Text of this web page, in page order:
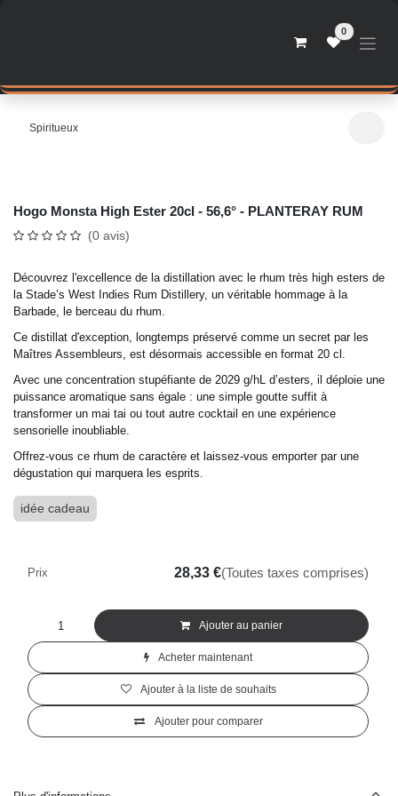
0
Spiritueux
Hogo Monsta High Ester 20cl - 56,6° - PLANTERAY RUM
(0 avis)
Découvrez l'excellence de la distillation avec le rhum très high esters de
la Stade’s West Indies Rum Distillery, un véritable hommage à la
Barbade, le berceau du rhum.
Ce distillat d'exception, longtemps préservé comme un secret par les
Maîtres Assembleurs, est désormais accessible en format 20 cl.
Avec une concentration stupéfiante de 2029 g/hL d’esters, il déploie une
puissance aromatique sans égale : une simple goutte suffit à
transformer un mai tai ou tout autre cocktail en une expérience
sensorielle inoubliable.
Offrez-vous ce rhum de caractère et laissez-vous emporter par une
dégustation qui marquera les esprits.
idée cadeau
Ajouter au panier
Acheter maintenant
Ajouter pour comparer
Ajouter à la liste de souhaits
Prix 28,33 €(Toutes taxes comprises)